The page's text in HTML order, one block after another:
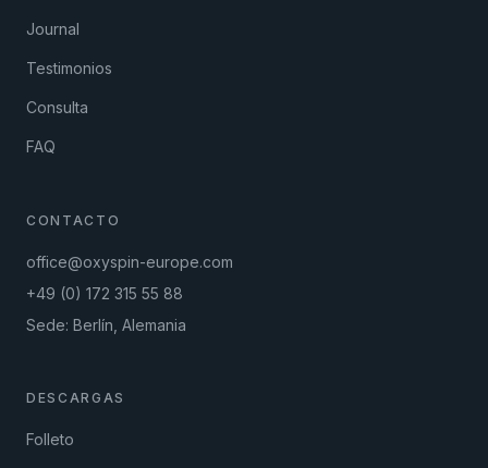
Journal
Testimonios
Consulta
FAQ
CONTACTO
office@oxyspin-europe.com
+49 (0) 172 315 55 88
Sede: Berlín, Alemania
DESCARGAS
Folleto